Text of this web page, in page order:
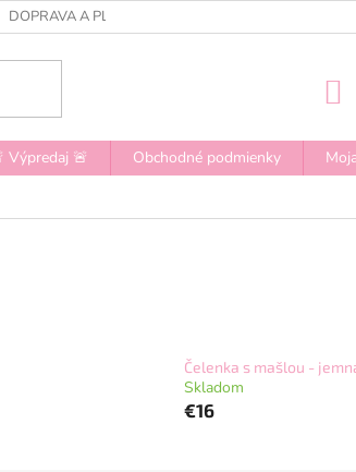
DOPRAVA A PLATBA
Výpredaj 🚨 Obchodné podmienky
Čelenka s mašlou -
Skladom
€16